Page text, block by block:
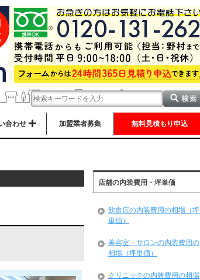
合わせ 加盟業者募集 無料見積もり申込
店舗の内装費用・坪単価
飲食店の内装費用の相場（坪
単価）
美容室・サロンの内装費用の
相場（坪単価）
クリニックの内装費用の相場